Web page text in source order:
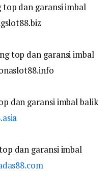
dan garansi imbal
top dan garansi imbal
dan garansi imbal balik
dan garansi imbal